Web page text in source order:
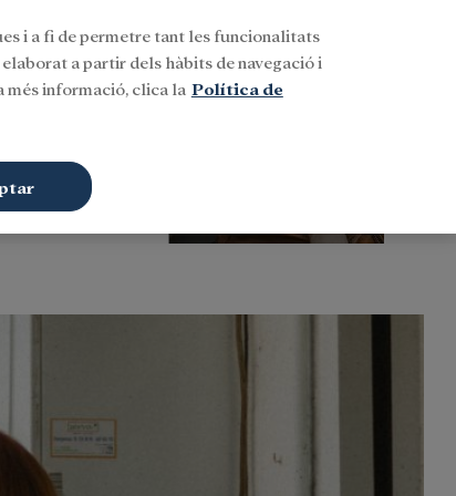
Iniciar sessió Buscar
i a fi de permetre tant les funcionalitats
a partir dels hàbits de navegació i
més informació, clica la Política de